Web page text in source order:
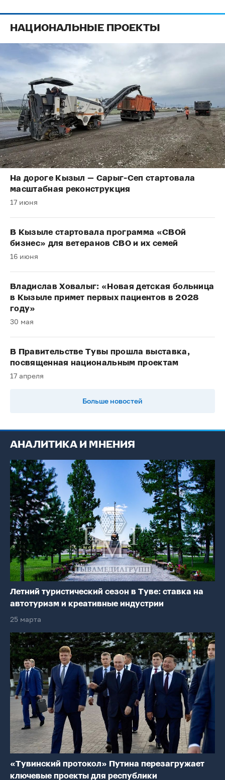
НАЦИОНАЛЬНЫЕ ПРОЕКТЫ
На дороге Кызыл — Сарыг-Сеп стартовала
масштабная реконструкция
17 июня
В Кызыле стартовала программа «СВОй
бизнес» для ветеранов СВО и их семей
16 июня
Владислав Ховалыг: «Новая детская больница
в Кызыле примет первых пациентов в 2028
году»
30 мая
В Правительстве Тувы прошла выставка,
посвященная национальным проектам
17 апреля
Больше новостей
АНАЛИТИКА И МНЕНИЯ
Летний туристический сезон в Туве: ставка на
автотуризм и креативные индустрии
25 марта
«Тувинский протокол» Путина перезагружает
ключевые проекты для республики